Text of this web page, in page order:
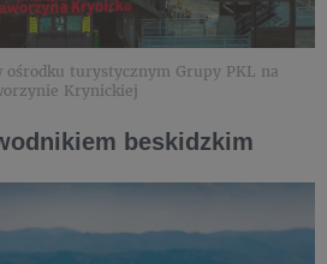
ośrodku turystycznym Grupy PKL na
Krynickiej
beskidzkim